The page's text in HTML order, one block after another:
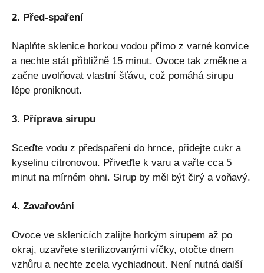
2. Před-spaření
Naplňte sklenice horkou vodou přímo z varné konvice
a nechte stát přibližně 15 minut. Ovoce tak změkne a
začne uvolňovat vlastní šťávu, což pomáhá sirupu
lépe proniknout.
3. Příprava sirupu
Sceďte vodu z předspaření do hrnce, přidejte cukr a
kyselinu citronovou. Přiveďte k varu a vařte cca 5
minut na mírném ohni. Sirup by měl být čirý a voňavý.
4. Zavařování
Ovoce ve sklenicích zalijte horkým sirupem až po
okraj, uzavřete sterilizovanými víčky, otočte dnem
vzhůru a nechte zcela vychladnout. Není nutná další